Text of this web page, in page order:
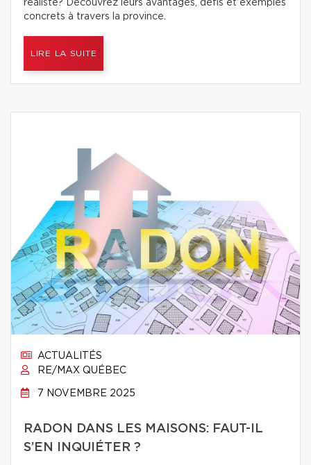
réaliste? Découvrez leurs avantages, défis et exemples
concrets à travers la province.
LIRE LA SUITE
ACTUALITÉS
RE/MAX QUÉBEC
7 NOVEMBRE 2025
RADON DANS LES MAISONS: FAUT-IL
S’EN INQUIÉTER ?